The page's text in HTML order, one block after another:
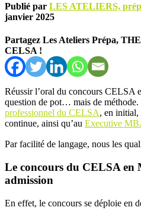
Publié par LES ATELIERS,
janvier 2025
Partagez Les Ateliers Prépa,
CELSA !
Réussir l’oral du concours CELSA
question de pot… mais de méthode.
professionnel du CELSA, en initial,
continue, ainsi qu’au Executive
Par facilité de langage, nous les
Le concours du CELSA en
admission
En effet, le concours se déploie en